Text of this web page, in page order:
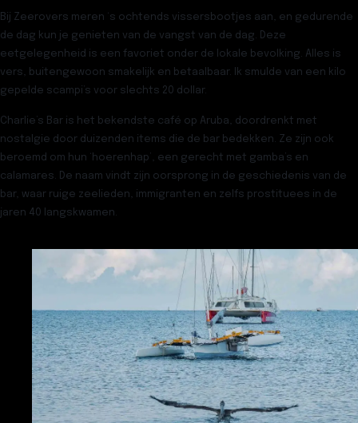
Bij Zeerovers meren ‘s ochtends vissersbootjes aan, en gedurende
de dag kun je genieten van de vangst van de dag. Deze
eetgelegenheid is een favoriet onder de lokale bevolking. Alles is
vers, buitengewoon smakelijk en betaalbaar. Ik smulde van een kilo
gepelde scampi’s voor slechts 20 dollar.
Charlie’s Bar is het bekendste café op Aruba, doordrenkt met
nostalgie door duizenden items die de bar bedekken. Ze zijn ook
beroemd om hun ‘hoerenhap’, een gerecht met gamba’s en
calamares. De naam vindt zijn oorsprong in de geschiedenis van de
bar, waar ruige zeelieden, immigranten en zelfs prostituees in de
jaren 40 langskwamen.